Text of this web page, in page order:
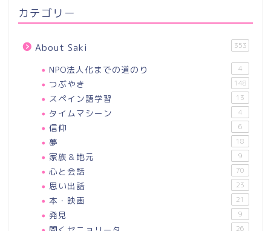
カテゴリー
About Saki 353
NPO法人化までの道のり 4
つぶやき 148
スペイン語学習 13
タイムマシーン 4
信仰 6
夢 18
家族＆地元 9
心と会話 70
思い出話 23
本・映画 21
発見 9
26